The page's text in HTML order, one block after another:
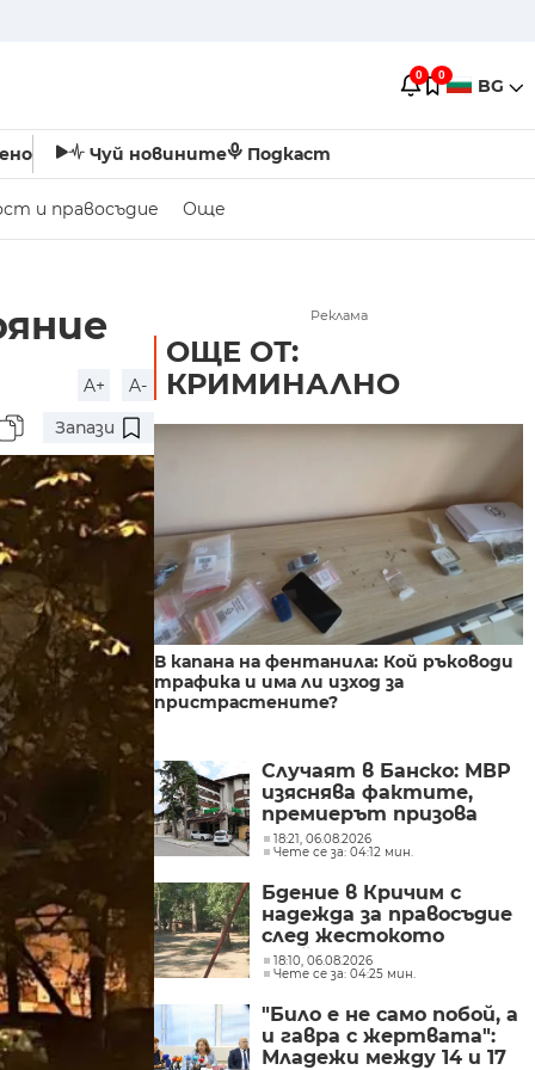
0 0 BG
Чуй новините Подкаст
и правосъдие Още
A+
A-
Запази
Реклама
ОЩЕ ОТ:
КРИМИНАЛНО
В капана на фентанила: Кой ръководи
трафика и има ли изход за
пристрастените?
Случаят в Банско: МВР
изяснява фактите,
премиерът призова
чужденците да
спазват законите
18:21, 06.08.2026
Чете се за: 04:12 мин.
Бдение в Кричим с
надежда за правосъдие
след жестокото
убийство на млад мъж
в Пловдив от
18:10, 06.08.2026
Чете се за: 04:25 мин.
"Било е не само побой, а
и гавра с жертвата":
Младежи между 14 и 17